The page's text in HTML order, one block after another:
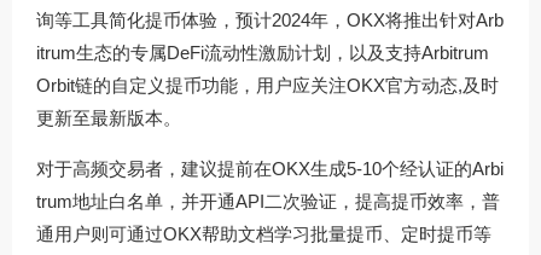
询等工具简化提币体验，预计2024年，OKX将推出针对Arb
itrum生态的专属DeFi流动性激励计划，以及支持Arbitrum
Orbit链的自定义提币功能，用户应关注OKX官方动态,及时
更新至最新版本。
对于高频交易者，建议提前在OKX生成5-10个经认证的Arbi
trum地址白名单，并开通API二次验证，提高提币效率，普
通用户则可通过OKX帮助文档学习批量提币、定时提币等